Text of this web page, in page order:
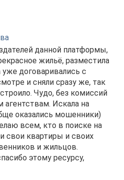
данной платформы,
жильё, разместила
уже договаривались с
и сняли сразу же, так
Чудо, без комиссий
агентствам. Искала на
оказались мошенники)
всем, кто в поиске на
свои квартиры и своих
и жильцов.
этому ресурсу,